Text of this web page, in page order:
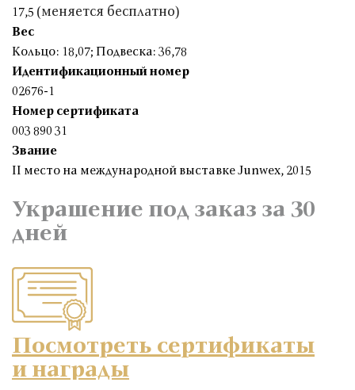
17,5 (меняется бесплатно)
Вес
Кольцо: 18,07; Подвеска: 36,78
Идентификационный номер
02676-1
Номер сертификата
003 890 31
Звание
II место на международной выставке Junwex, 2015
Украшение под заказ за 30
дней
Посмотреть сертификаты
и награды